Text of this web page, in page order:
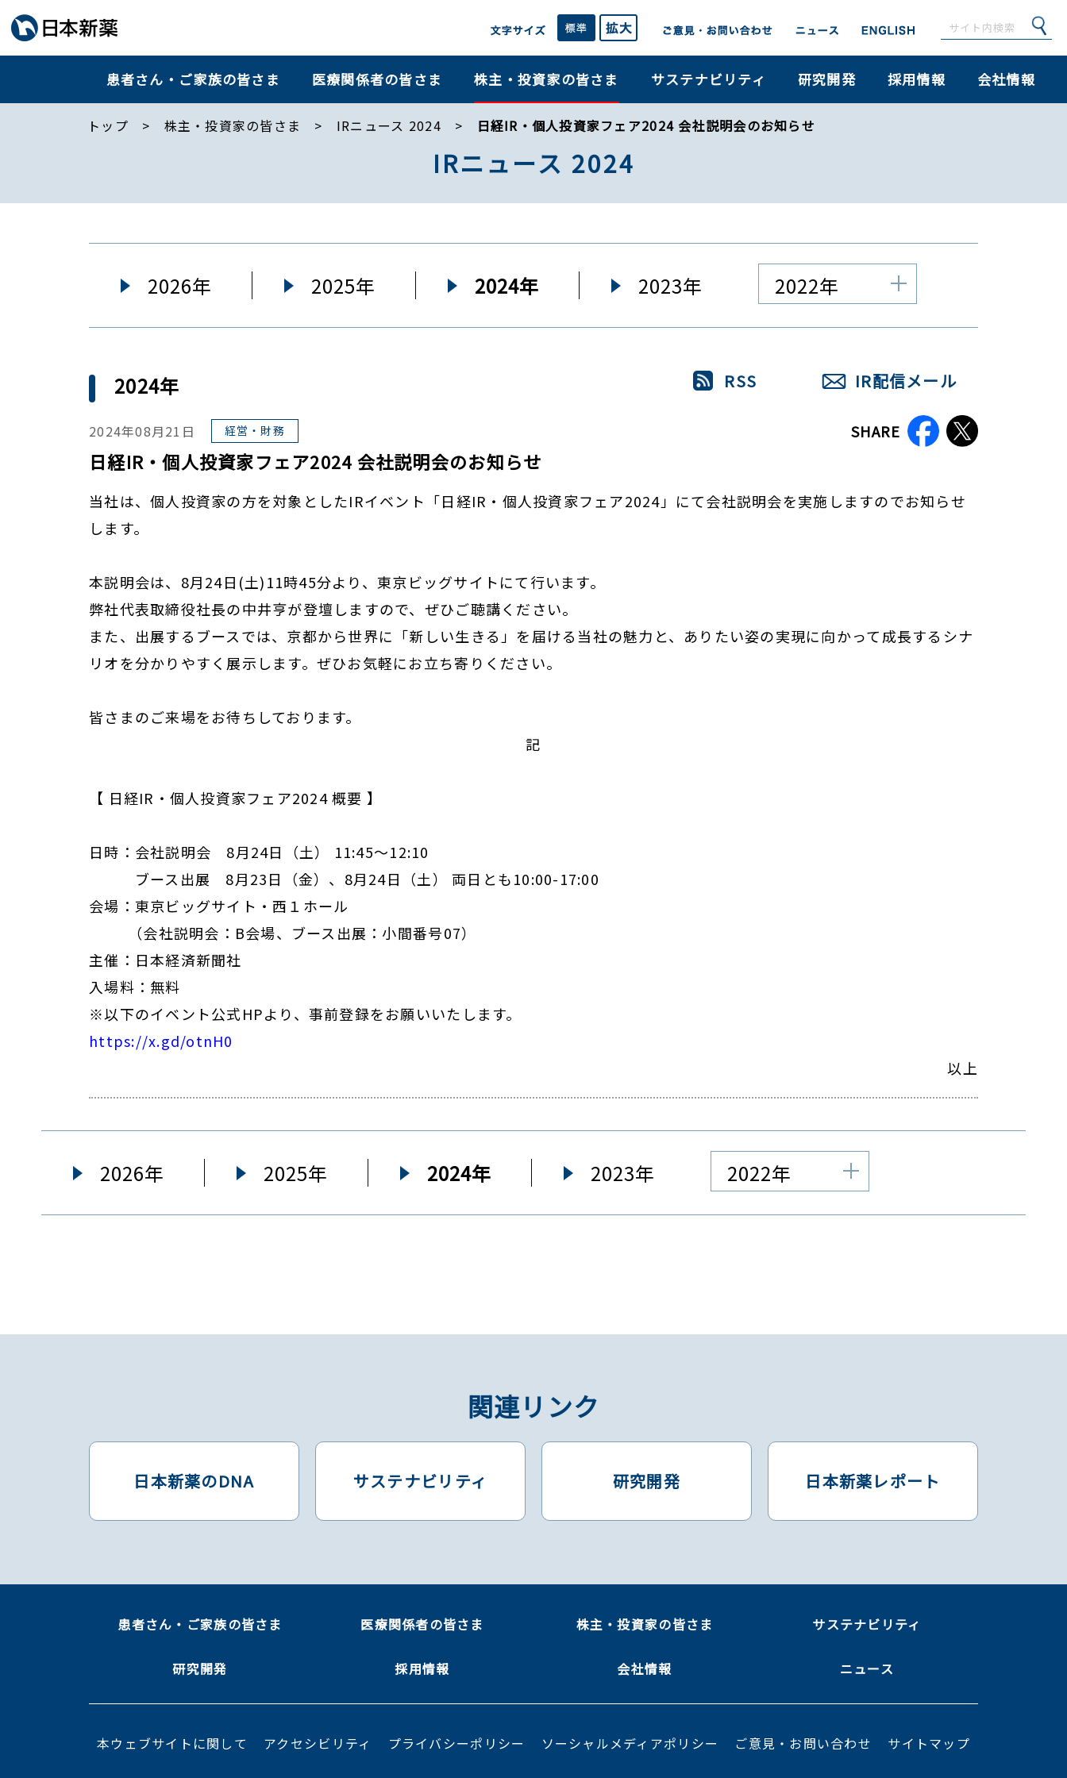
患者さん・ご家族の皆さま 医療関係者の皆さま 株主・投資家の皆さま サステナビリティ 研究開発 採用情報 会社情報
トップ 株主・投資家の皆さま IRニュース 2024 日経IR・個人投資家フェア2024 会社説明会のお知らせ
IRニュース 2024
2026年 2025年 2024年 2023年 2022年
2024年 RSS IR配信メール
2024年08月21日 経営・財務 SHARE
日経IR・個人投資家フェア2024 会社説明会のお知らせ
当社は、個人投資家の方を対象としたIRイベント「日経IR・個人投資家フェア2024」にて会社説明会を実施しますのでお知らせ
します。
本説明会は、8月24日(土)11時45分より、東京ビッグサイトにて行います。
弊社代表取締役社長の中井亨が登壇しますので、ぜひご聴講ください。
また、出展するブースでは、京都から世界に「新しい生きる」を届ける当社の魅力と、ありたい姿の実現に向かって成長するシナ
リオを分かりやすく展示します。ぜひお気軽にお立ち寄りください。
皆さまのご来場をお待ちしております。
記
【 日経IR・個人投資家フェア2024 概要 】
日時：会社説明会 8月24日（土） 11:45～12:10
ブース出展 8月23日（金）、8月24日（土） 両日とも10:00-17:00
会場：東京ビッグサイト・西１ホール
（会社説明会：B会場、ブース出展：小間番号07）
主催：日本経済新聞社
入場料：無料
※以下のイベント公式HPより、事前登録をお願いいたします。
https://x.gd/otnH0
以上
2026年 2025年 2024年 2023年 2022年
関連リンク
日本新薬のDNA サステナビリティ 研究開発 日本新薬レポート
患者さん・ご家族の皆さま 医療関係者の皆さま 株主・投資家の皆さま サステナビリティ
研究開発 採用情報 会社情報 ニュース
本ウェブサイトに関して アクセシビリティ プライバシーポリシー ソーシャルメディアポリシー ご意見・お問い合わせ サイトマップ